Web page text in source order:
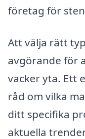
företag för
Att välja rätt
avgörande för
vacker yta. Ett
råd om vilka
ditt specifika
aktuella